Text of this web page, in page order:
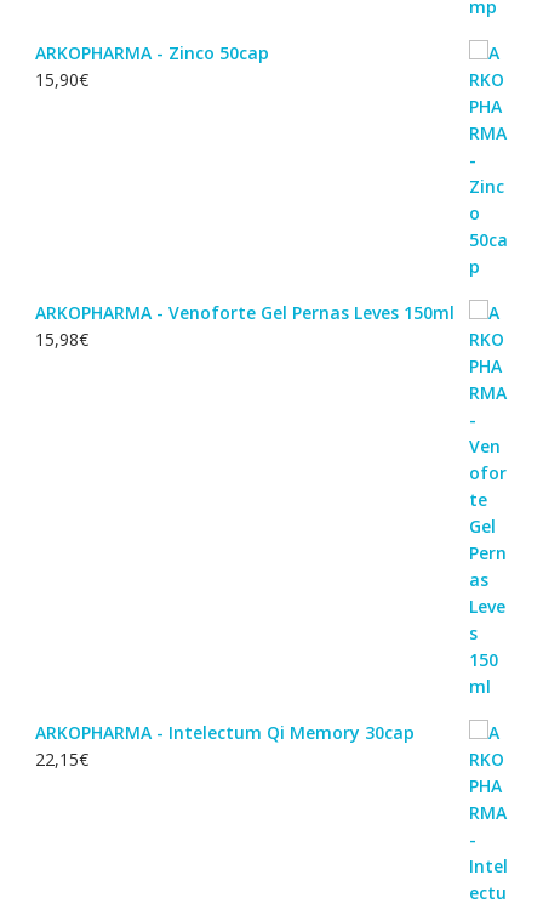
ARKOPHARMA - Zinco 50cap
15,90€
ARKOPHARMA - Venoforte Gel Pernas Leves 150ml
15,98€
ARKOPHARMA - Intelectum Qi Memory 30cap
22,15€